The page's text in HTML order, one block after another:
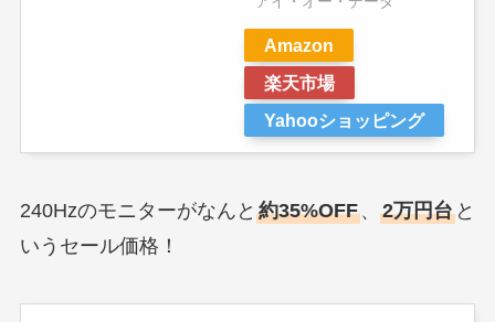
Amazon
楽天市場
Yahooショッピング
240Hzのモニターがなんと 約35%OFF、 2万円台と
いうセール価格！